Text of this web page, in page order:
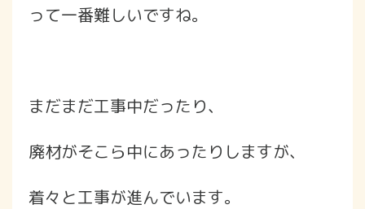
って一番難しいですね。
まだまだ工事中だったり、
廃材がそこら中にあったりしますが、
着々と工事が進んでいます。